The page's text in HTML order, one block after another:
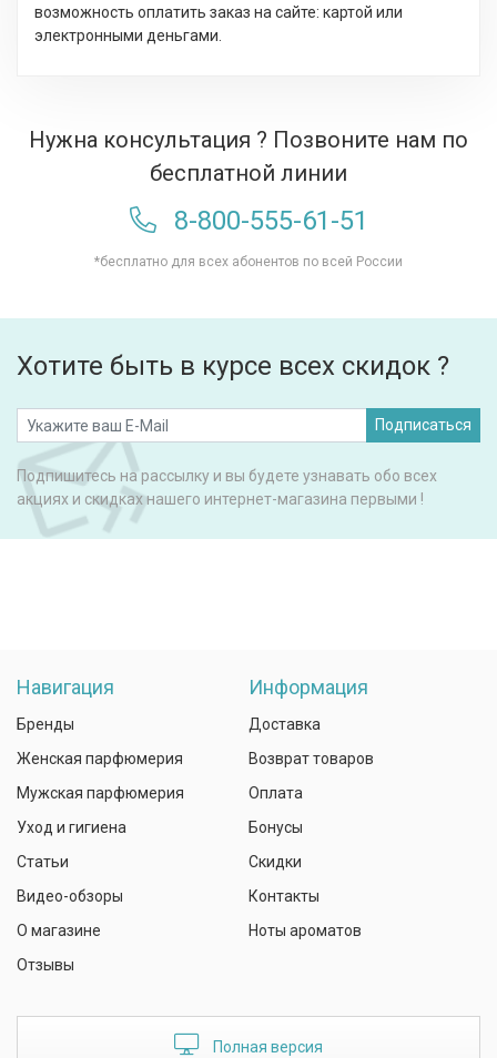
возможность оплатить заказ на сайте: картой или
электронными деньгами.
Нужна консультация ? Позвоните нам по
бесплатной линии
8-800-555-61-51
*бесплатно для всех абонентов по всей России
Хотите быть в курсе всех скидок ?
Подписаться
Подпишитесь на рассылку и вы будете узнавать обо всех
акциях и скидках нашего интернет-магазина первыми !
Навигация
Бренды
Женская парфюмерия
Мужская парфюмерия
Уход и гигиена
Статьи
Видео-обзоры
О магазине
Отзывы
Информация
Доставка
Возврат товаров
Оплата
Бонусы
Скидки
Контакты
Ноты ароматов
Полная версия